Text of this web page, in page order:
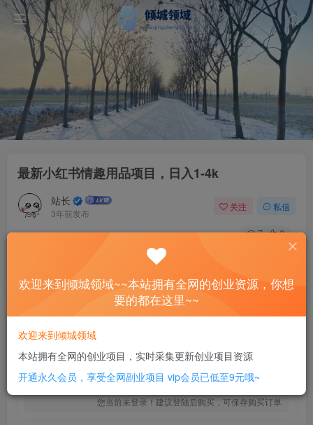
最新小红书情趣用品项目，日入1-4k
站长
3年前发布
关注 私信
7 0
此内容为付费资源，请付费后查看
18
立即购买
您当前未登录！建议登陆后购买，可保存购买订单
欢迎来到倾城领域~~本站拥有全网的创业资源，你想
要的都在这里~~
欢迎来到倾城领域
本站拥有全网的创业项目，实时采集更新创业项目资源
开通永久会员，享受全网副业项目 vip会员已低至9元哦~